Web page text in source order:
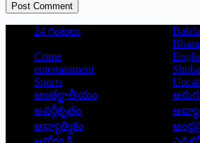
Post Comment
24 గంటలు
Crime
entertainment
Shoba
Sports
అంతర్జాతీయం
అవర్గీకృతం
ఆధ్యాత్మికం